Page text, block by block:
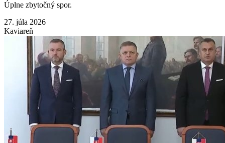
Úplne zbytočný spor.
27. júla 2026
Kaviareň